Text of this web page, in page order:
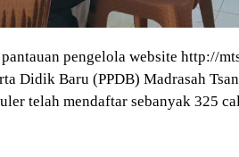
pengelola website http://
Didik Baru (PPDB) Madrasah
telah mendaftar sebanyak 325